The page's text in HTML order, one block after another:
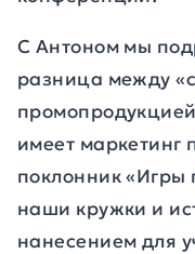
С Антоном мы
разница между
имеет маркетинг
поклонник «Игры
наши кружки и
нанесением для